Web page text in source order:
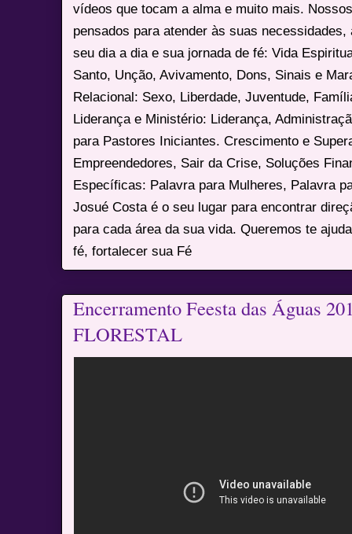
vídeos que tocam a alma e muito mais.
pensados para atender às suas
seu dia a dia e sua jornada de fé: Vida
Santo, Unção, Avivamento, Dons, Sinais e
Relacional: Sexo, Liberdade, Juventude,
Liderança e Ministério: Liderança,
para Pastores Iniciantes. Crescimento e
Empreendedores, Sair da Crise, Soluções
Específicas: Palavra para Mulheres, Palavra
Josué Costa é o seu lugar para encontrar
para cada área da sua vida. Queremos te
fé, fortalecer sua Fé
Encerramento Feesta das Águas
FLORESTAL